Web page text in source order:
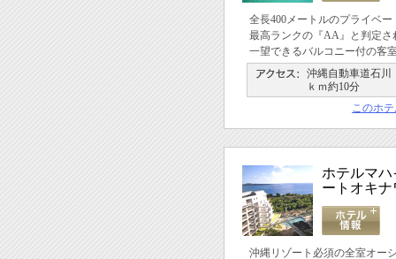
全長400メートルのプライベ
最高ランクの『AA』と判定
一望できるバルコニー付の客
沖縄自動車道石川
ｋｍ約10分
このホ
ホテルマ
ートオキナ
沖縄リゾート必須の全室オー